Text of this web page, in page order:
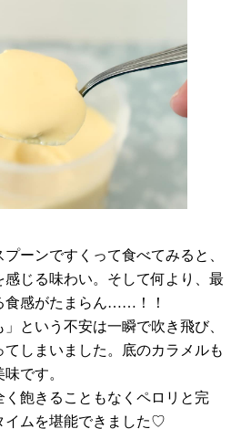
ーンですくって食べてみると、
感じる味わい。そして何より、最
食感がたまらん……！！
という不安は一瞬で吹き飛び、
しまいました。底のカラメルも
です。
飽きることもなくペロリと完
イムを堪能できました♡